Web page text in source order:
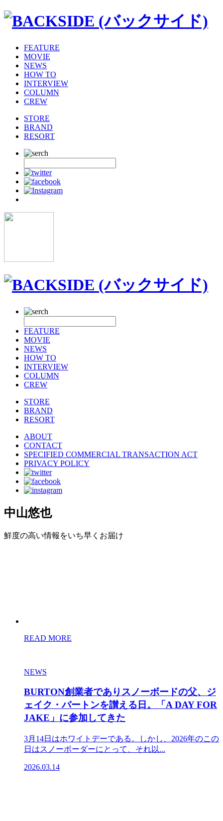
FEATURE
MOVIE
NEWS
HOW TO
INTERVIEW
COLUMN
CREW
STORE
BRAND
RESORT
FEATURE
MOVIE
NEWS
HOW TO
INTERVIEW
COLUMN
CREW
STORE
BRAND
RESORT
ABOUT
CONTACT
SPECIFIED COMMERCIAL TRANSACTION ACT
PRIVACY POLICY
中山悠也
鮮度の高い情報をいち早くお届け
READ MORE
NEWS
BURTON創業者でありスノーボードの父、ジ
ェイク・バートンを讃える日。「A DAY FOR
JAKE」に参加してきた
3月14日はホワイトデーである。しかし、2026年のこの
日はスノーボーダーにとって、それ以...
2026.03.14